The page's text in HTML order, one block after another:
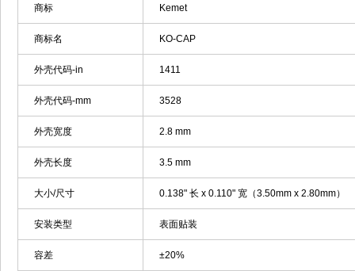
商标 Kemet
商标名 KO-CAP
外壳代码-in 1411
外壳代码-mm 3528
外壳宽度 2.8 mm
外壳长度 3.5 mm
大小/尺寸 0.138" 长 x 0.110" 宽（3.50mm x 2.80mm）
安装类型 表面贴装
容差 ±20%